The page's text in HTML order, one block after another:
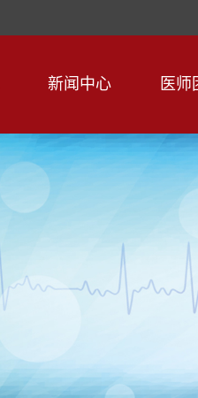
新闻中心 医师